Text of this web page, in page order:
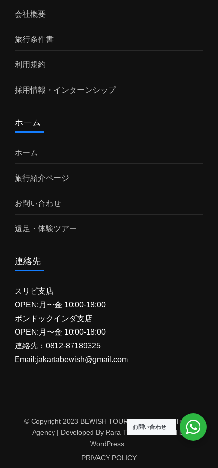
会社概要
旅行条件書
利用規約
採用情報・インターンシップ
ホーム
ホーム
旅行紹介ページ
お問い合わせ
遠足・体験ツアー
連絡先
スリピ支店
OPEN:月〜金 10:00-18:00
ポンドックインダ支店
OPEN:月〜金 10:00-18:00
連絡先：0812-87189325
Email:jakartabewish@gmail.com
© Copyright 2023 BEWISH TOUR. Travel AgencyTravel
Agency | Developed By Rara Themes Powered by
WordPress
PRIVACY POLICY
お問い合わせ